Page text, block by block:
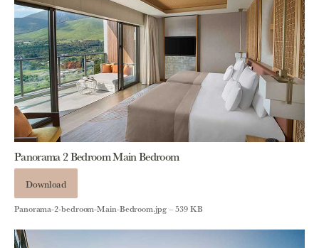
Panorama 2 Bedroom Main Bedroom
Download
Panorama-2-bedroom-Main-Bedroom.jpg – 539 KB